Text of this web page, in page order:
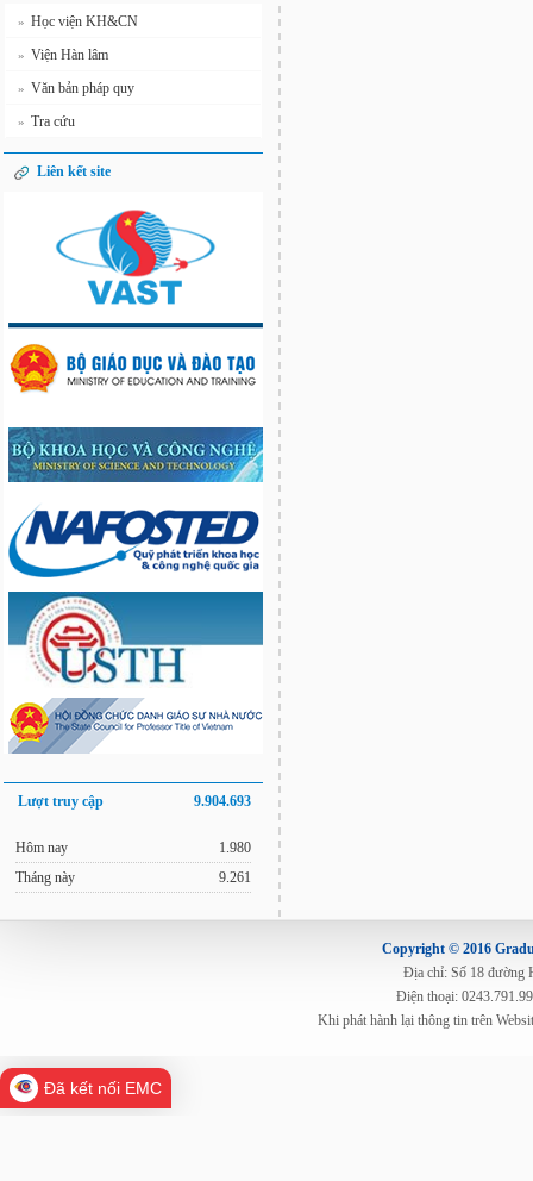
» Học viện KH&CN
» Viện Hàn lâm
» Văn bản pháp quy
» Tra cứu
Liên kết site
Lượt truy cập 9.904.693
Hôm nay
Tháng này
1.980
9.261
Copyright © 2016
Địa chỉ: Số 18 đường
Điện thoại:
Khi phát hành lại thông tin trên
Đã kết nối EMC